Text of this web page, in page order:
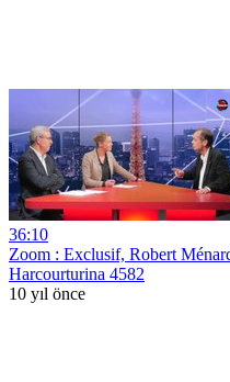
36:10
Zoom : Exclusif, Robert
Harcourturina 4582
10 yıl önce